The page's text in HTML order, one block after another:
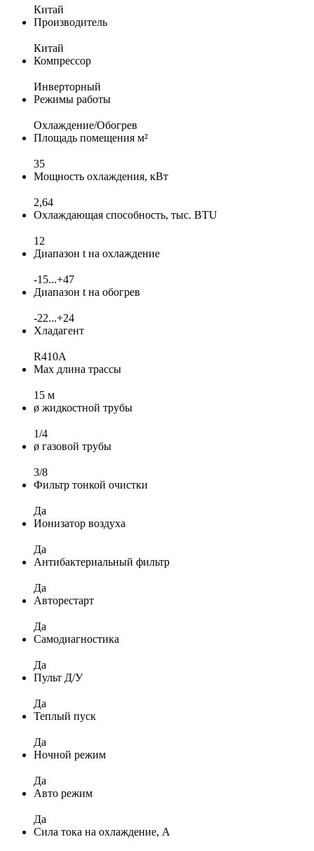
Китай
Производитель
Китай
Компрессор
Инверторный
Режимы работы
Охлаждение/Обогрев
Площадь помещения м²
35
Мощность охлаждения, кВт
2,64
Охлаждающая способность, тыс. BTU
12
Диапазон t на охлаждение
-15...+47
Диапазон t на обогрев
-22...+24
Хладагент
R410A
Max длина трассы
15 м
ø жидкостной трубы
1/4
ø газовой трубы
3/8
Фильтр тонкой очистки
Да
Ионизатор воздуха
Да
Антибактериальный фильтр
Да
Авторестарт
Да
Самодиагностика
Да
Пульт Д/У
Да
Теплый пуск
Да
Ночной режим
Да
Авто режим
Да
Сила тока на охлаждение, А